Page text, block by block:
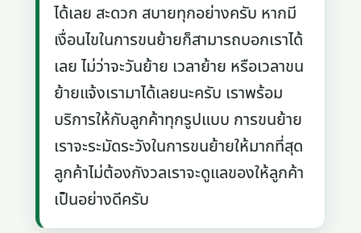
ได้เลย สะดวก สบายทุกอย่างครับ หากมี
เงื่อนไขในการขนย้ายก็สามารถบอกเราได้
เลย ไม่ว่าจะวันย้าย เวลาย้าย หรือเวลาขน
ย้ายแจ้งเรามาได้เลยนะครับ เราพร้อม
บริการให้กับลูกค้าทุกรูปแบบ การขนย้าย
เราจะระมัดระวังในการขนย้ายให้มากที่สุด
ลูกค้าไม่ต้องกังวลเราจะดูแลของให้ลูกค้า
เป็นอย่างดีครับ